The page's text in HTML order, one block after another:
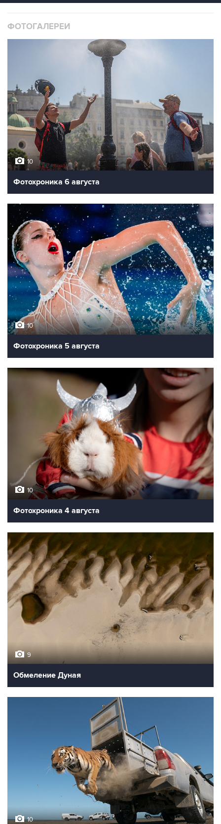
ФОТОГАЛЕРЕИ
10
Фотохроника 6 августа
10
Фотохроника 5 августа
10
Фотохроника 4 августа
9
Обмеление Дуная
10